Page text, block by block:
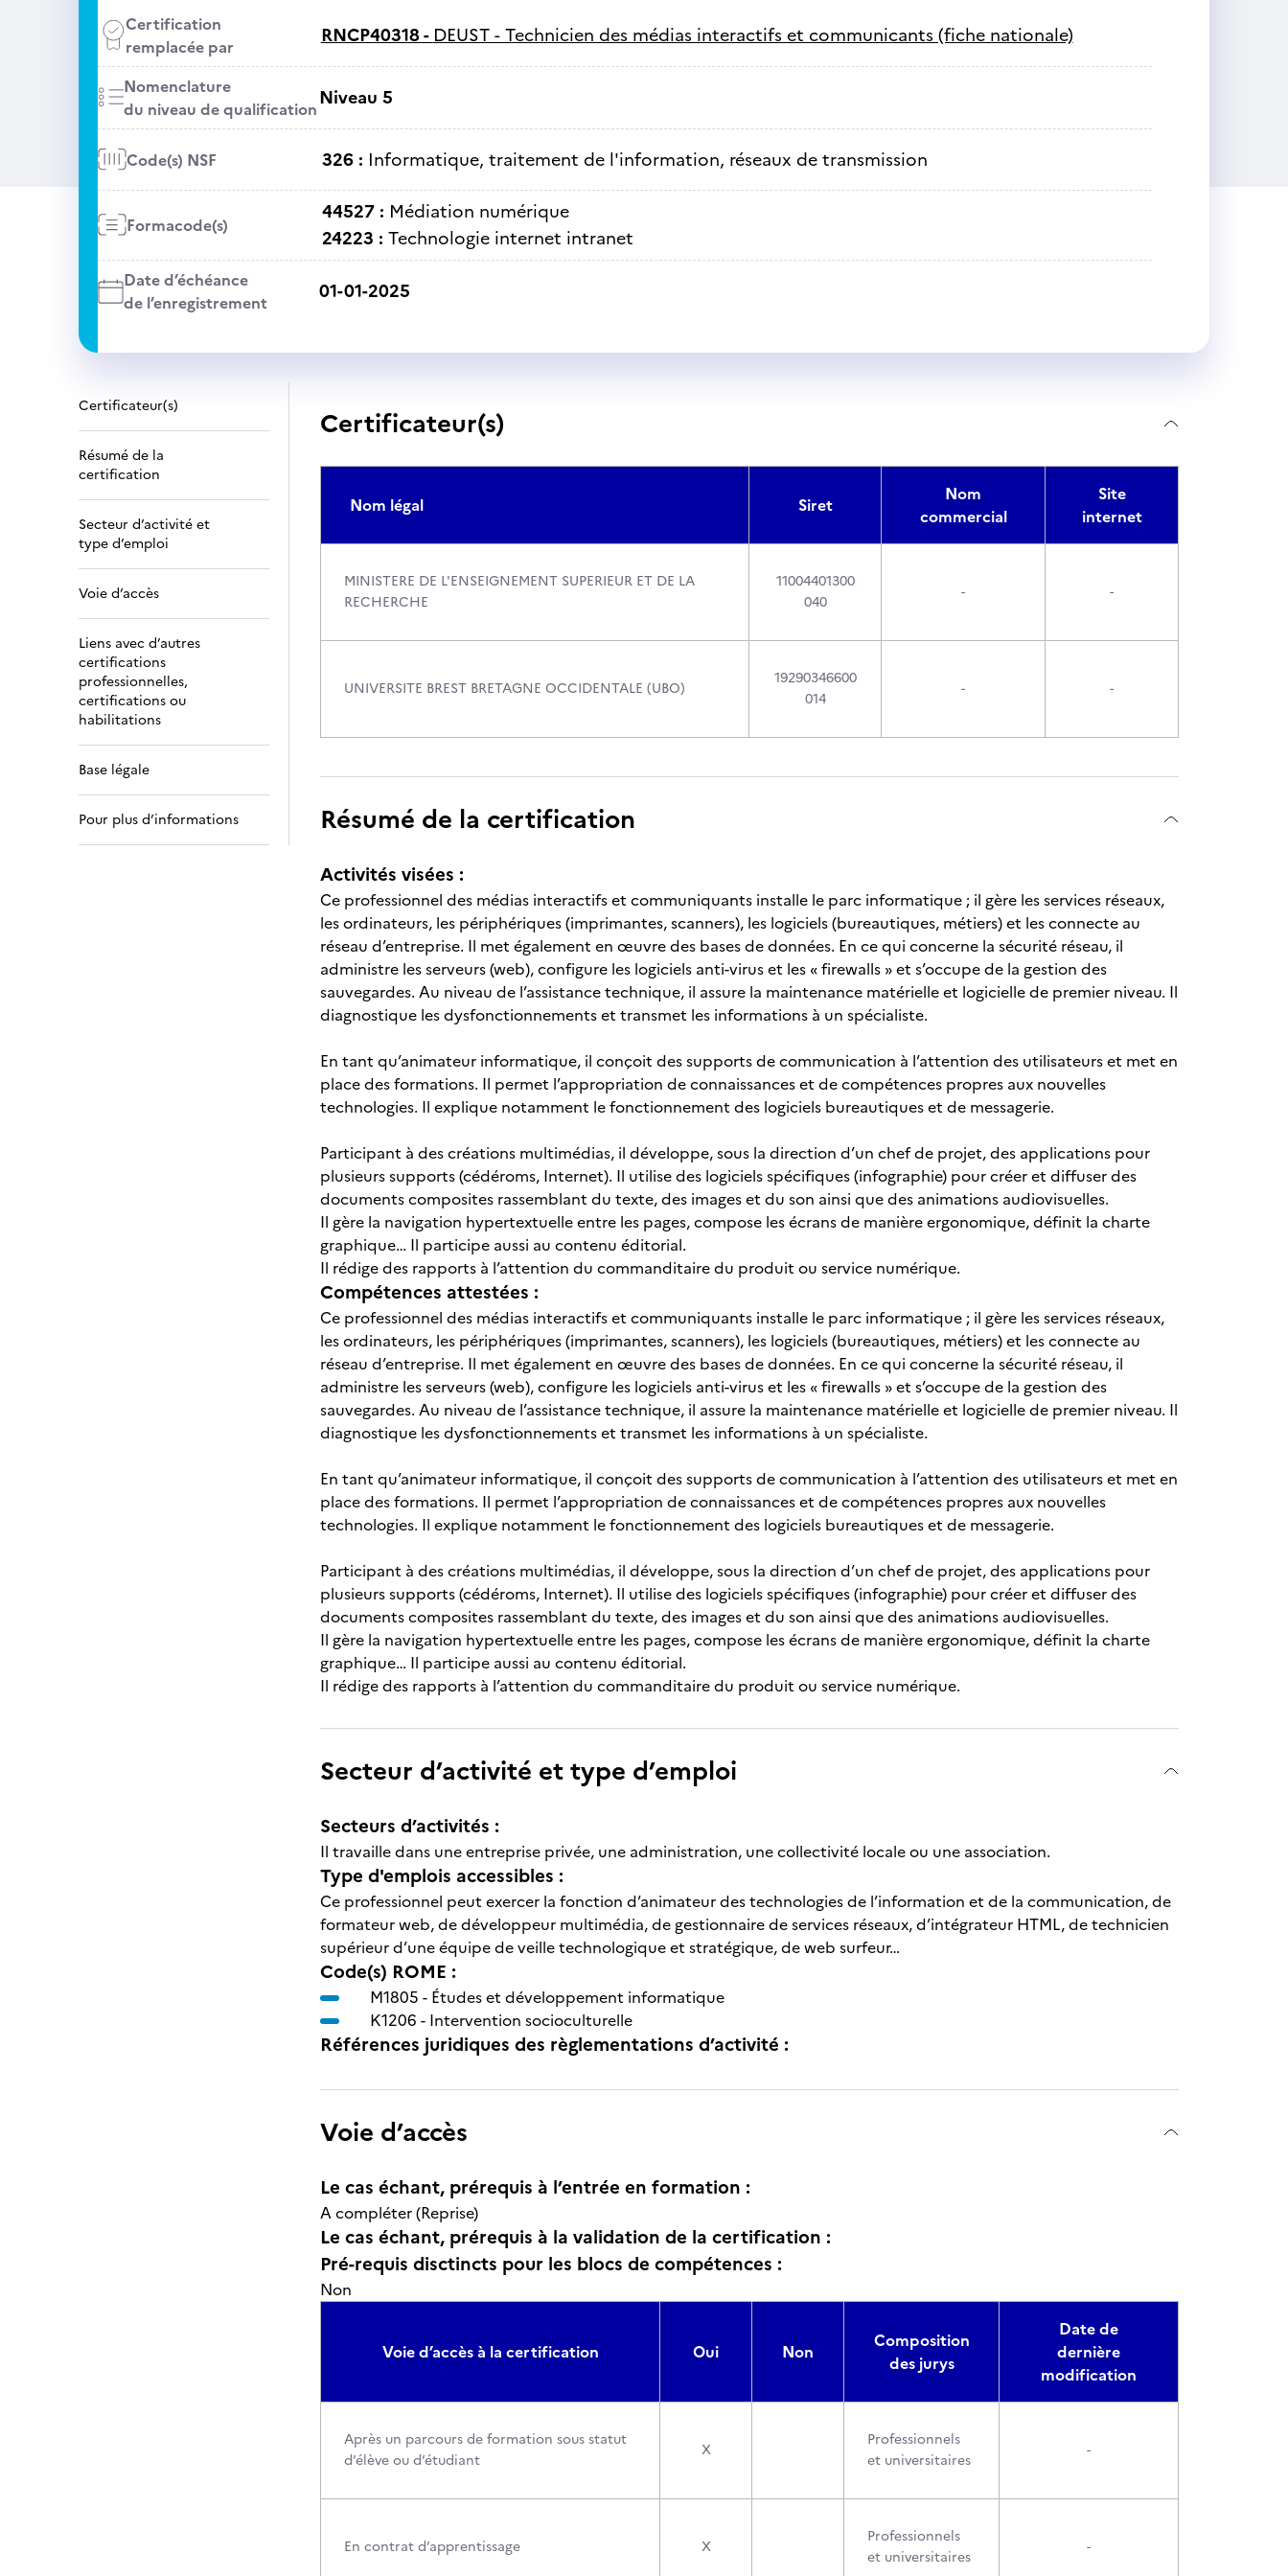
Certification
remplacée par
RNCP40318 - DEUST - Technicien des médias interactifs et communicants (fiche nationale)
Nomenclature
du niveau de qualificationNiveau 5
Code(s) NSF 326 : Informatique, traitement de l'information, réseaux de transmission
Formacode(s)
44527 : Médiation numérique
24223 : Technologie internet intranet
Date d’échéance
de l’enregistrement
01-01-2025
Certificateur(s)
Résumé de la
certification
Secteur d’activité et
type d’emploi
Voie d’accès
Liens avec d’autres
certifications
professionnelles,
certifications ou
habilitations
Base légale
Pour plus d’informations
Certificateur(s)
Nom légal Siret
Nom
commercial
Site
internet
MINISTERE DE L'ENSEIGNEMENT SUPERIEUR ET DE LA
RECHERCHE
11004401300
040
- -
UNIVERSITE BREST BRETAGNE OCCIDENTALE (UBO)
19290346600
014
- -
Résumé de la certification
Activités visées :
Ce professionnel des médias interactifs et communiquants installe le parc informatique ; il gère les services réseaux,
les ordinateurs, les périphériques (imprimantes, scanners), les logiciels (bureautiques, métiers) et les connecte au
réseau d’entreprise. Il met également en œuvre des bases de données. En ce qui concerne la sécurité réseau, il
administre les serveurs (web), configure les logiciels anti-virus et les « firewalls » et s’occupe de la gestion des
sauvegardes. Au niveau de l’assistance technique, il assure la maintenance matérielle et logicielle de premier niveau. Il
diagnostique les dysfonctionnements et transmet les informations à un spécialiste.
En tant qu’animateur informatique, il conçoit des supports de communication à l’attention des utilisateurs et met en
place des formations. Il permet l’appropriation de connaissances et de compétences propres aux nouvelles
technologies. Il explique notamment le fonctionnement des logiciels bureautiques et de messagerie.
Participant à des créations multimédias, il développe, sous la direction d’un chef de projet, des applications pour
plusieurs supports (cédéroms, Internet). Il utilise des logiciels spécifiques (infographie) pour créer et diffuser des
documents composites rassemblant du texte, des images et du son ainsi que des animations audiovisuelles.
Il gère la navigation hypertextuelle entre les pages, compose les écrans de manière ergonomique, définit la charte
graphique… Il participe aussi au contenu éditorial.
Il rédige des rapports à l’attention du commanditaire du produit ou service numérique.
Compétences attestées :
Ce professionnel des médias interactifs et communiquants installe le parc informatique ; il gère les services réseaux,
les ordinateurs, les périphériques (imprimantes, scanners), les logiciels (bureautiques, métiers) et les connecte au
réseau d’entreprise. Il met également en œuvre des bases de données. En ce qui concerne la sécurité réseau, il
administre les serveurs (web), configure les logiciels anti-virus et les « firewalls » et s’occupe de la gestion des
sauvegardes. Au niveau de l’assistance technique, il assure la maintenance matérielle et logicielle de premier niveau. Il
diagnostique les dysfonctionnements et transmet les informations à un spécialiste.
En tant qu’animateur informatique, il conçoit des supports de communication à l’attention des utilisateurs et met en
place des formations. Il permet l’appropriation de connaissances et de compétences propres aux nouvelles
technologies. Il explique notamment le fonctionnement des logiciels bureautiques et de messagerie.
Participant à des créations multimédias, il développe, sous la direction d’un chef de projet, des applications pour
plusieurs supports (cédéroms, Internet). Il utilise des logiciels spécifiques (infographie) pour créer et diffuser des
documents composites rassemblant du texte, des images et du son ainsi que des animations audiovisuelles.
Il gère la navigation hypertextuelle entre les pages, compose les écrans de manière ergonomique, définit la charte
graphique… Il participe aussi au contenu éditorial.
Il rédige des rapports à l’attention du commanditaire du produit ou service numérique.
Secteur d’activité et type d’emploi
Secteurs d’activités :
Il travaille dans une entreprise privée, une administration, une collectivité locale ou une association.
Type d'emplois accessibles :
Ce professionnel peut exercer la fonction d’animateur des technologies de l’information et de la communication, de
formateur web, de développeur multimédia, de gestionnaire de services réseaux, d’intégrateur HTML, de technicien
supérieur d’une équipe de veille technologique et stratégique, de web surfeur…
Code(s) ROME :
M1805 - Études et développement informatique
K1206 - Intervention socioculturelle
Références juridiques des règlementations d’activité :
Voie d’accès
Le cas échant, prérequis à l’entrée en formation :
A compléter (Reprise)
Le cas échant, prérequis à la validation de la certification :
Pré-requis disctincts pour les blocs de compétences :
Non
Voie d’accès à la certification Oui Non
Composition
des jurys
Date de
dernière
modification
Après un parcours de formation sous statut
d’élève ou d’étudiant
X
Professionnels
et universitaires
-
En contrat d’apprentissage X
Professionnels
et universitaires
-